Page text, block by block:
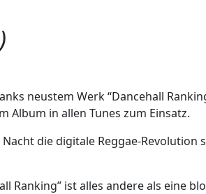
neustem Werk “Dancehall
Album in allen Tunes zum Einsatz.
die digitale Reggae-
Ranking” ist alles andere als eine